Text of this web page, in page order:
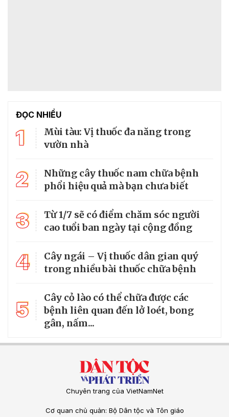
ĐỌC NHIỀU
1
Mùi tàu: Vị thuốc đa năng trong
vườn nhà
2
Những cây thuốc nam chữa bệnh
phổi hiệu quả mà bạn chưa biết
3
Từ 1/7 sẽ có điểm chăm sóc người
cao tuổi ban ngày tại cộng đồng
4
Cây ngái – Vị thuốc dân gian quý
trong nhiều bài thuốc chữa bệnh
5
Cây cỏ lào có thể chữa được các
bệnh liên quan đến lở loét, bong
gân, nấm...
Chuyên trang của VietNamNet
Cơ quan chủ quản: Bộ Dân tộc và Tôn giáo